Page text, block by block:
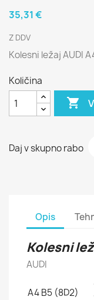
35,31 €
Z DDV
Kolesni ležaj AUDI
Količina

Daj v skupno rabo
Opis
Kolesni
AUDI
A4 B5 (8D2)